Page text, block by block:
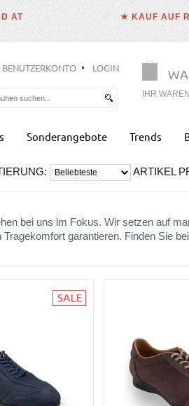
AT ★ KAUF AUF
IHR
LOGIN
Sonderangebote Trends
ARTIKEL
bei uns im Fokus. Wir setzen auf
garantieren. Finden Sie